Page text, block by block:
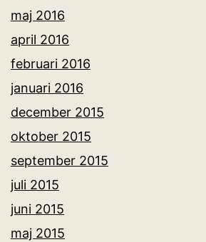
maj 2016
april 2016
februari 2016
januari 2016
december 2015
oktober 2015
september 2015
juli 2015
juni 2015
maj 2015